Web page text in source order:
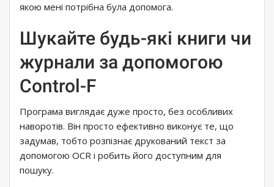
якою мені потрібна була допомога.
Шукайте будь-які книги чи
журнали за допомогою
Control-F
Програма виглядає дуже просто, без особливих
наворотів. Він просто ефективно виконує те, що
задумав, тобто розпізнає друкований текст за
допомогою OCR і робить його доступним для
пошуку.